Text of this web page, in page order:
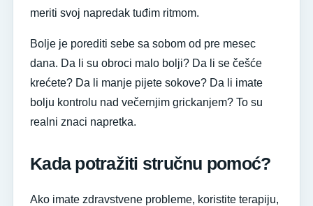
meriti svoj napredak tuđim ritmom.
Bolje je porediti sebe sa sobom od pre mesec
dana. Da li su obroci malo bolji? Da li se češće
krećete? Da li manje pijete sokove? Da li imate
bolju kontrolu nad večernjim grickanjem? To su
realni znaci napretka.
Kada potražiti stručnu pomoć?
Ako imate zdravstvene probleme, koristite terapiju,